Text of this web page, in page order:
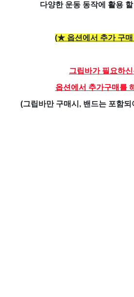
다양한 운동 동작에 활용
(★ 옵션에서 추가 구
그립바가 필요하
옵션에서 추가구매를
(그립바만 구매시, 밴드는 포함